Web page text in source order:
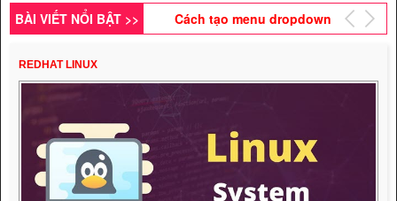
BÀI VIẾT NỔI BẬT >>
Cách tạo menu dropdown
bằng Bootstrap
dung bằng Bootstrap
tin tức bằng
HTML5,CSS3,RWD (Phần
32)
REDHAT LINUX